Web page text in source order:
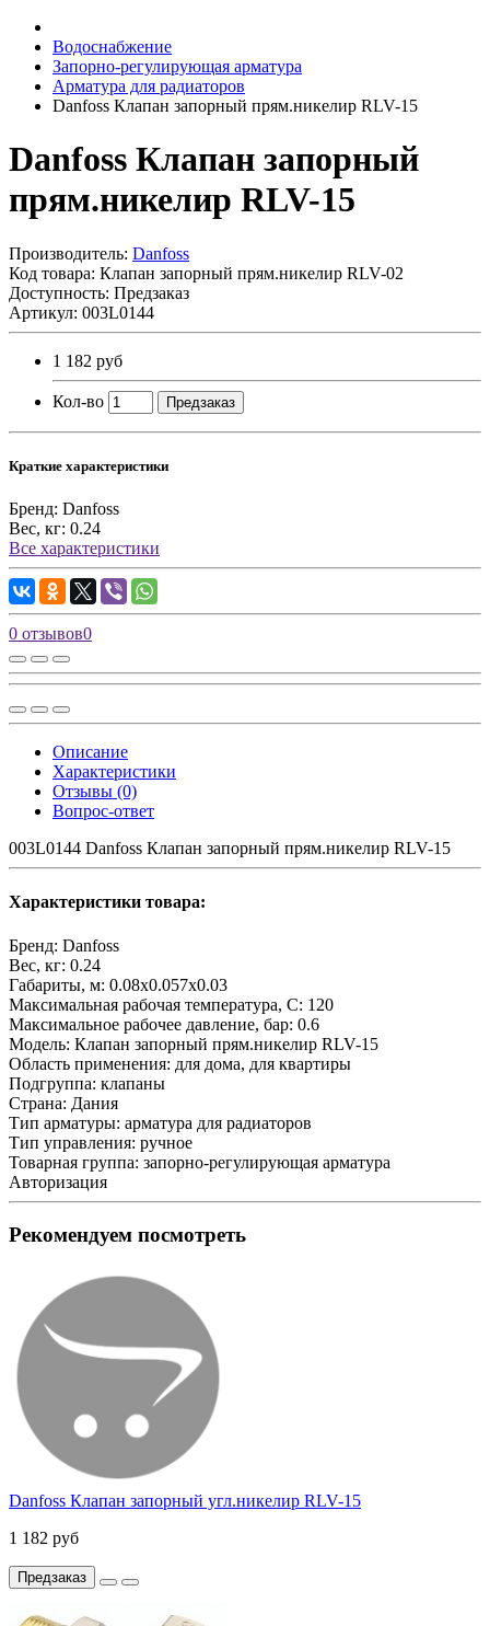
Водоснабжение
Запорно-регулирующая арматура
Арматура для радиаторов
Danfoss Клапан запорный прям.никелир RLV-15
Danfoss Клапан запорный
прям.никелир RLV-15
Производитель: Danfoss
Код товара: Клапан запорный прям.никелир RLV-02
Доступность: Предзаказ
Артикул: 003L0144
1 182 руб
Кол-во Предзаказ
Краткие характеристики
Бренд: Danfoss
Вес, кг: 0.24
Все характеристики
0 отзывов0
Описание
Характеристики
Отзывы (0)
Вопрос-ответ
003L0144 Danfoss Клапан запорный прям.никелир RLV-15
Характеристики товара:
Бренд: Danfoss
Вес, кг: 0.24
Габариты, м: 0.08x0.057x0.03
Максимальная рабочая температура, С: 120
Максимальное рабочее давление, бар: 0.6
Модель: Клапан запорный прям.никелир RLV-15
Область применения: для дома, для квартиры
Подгруппа: клапаны
Страна: Дания
Тип арматуры: арматура для радиаторов
Тип управления: ручное
Товарная группа: запорно-регулирующая арматура
Авторизация
Рекомендуем посмотреть
Danfoss Клапан запорный угл.никелир RLV-15
1 182 руб
Предзаказ